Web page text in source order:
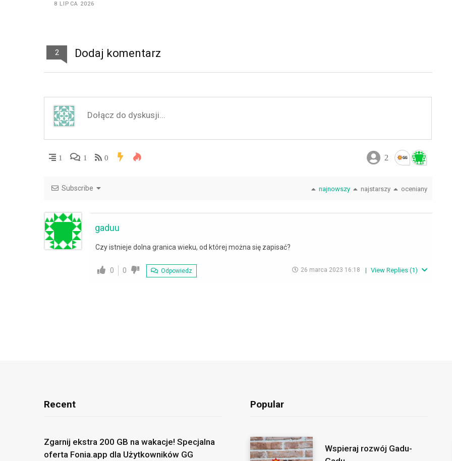
8 LIPCA 2026
2 Dodaj komentarz
1 1 0 2
Subscribe najnowszy najstarszy oceniany
gaduu
Czy istnieje dolna granica wieku, od której można się zapisać?
0 0 Odpowiedz 26 marca 2023 16:18 | View Replies (1)
Recent
Zgarnij ekstra 200 GB na wakacje! Specjalna
oferta Fonia.app dla Użytkowników GG
Popular
Wspieraj rozwój Gadu-